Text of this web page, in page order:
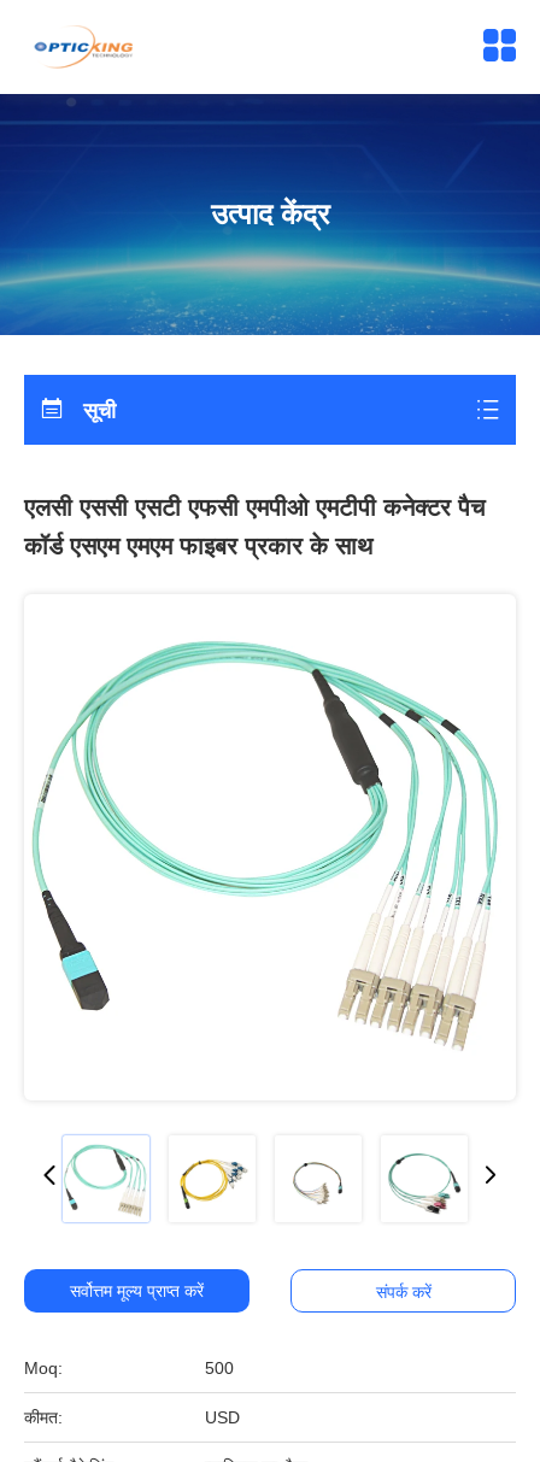
उत्पाद केंद्र
सूची
एलसी एससी एसटी एफसी एमपीओ एमटीपी कनेक्टर पैच
कॉर्ड एसएम एमएम फाइबर प्रकार के साथ
Moq: 500
कीमत: USD
सर्वोत्तम मूल्य प्राप्त करें संपर्क करें